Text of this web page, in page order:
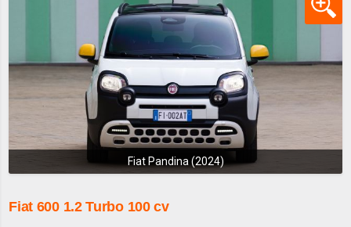
Fiat Pandina (2024)
Fiat 600 1.2 Turbo 100 cv